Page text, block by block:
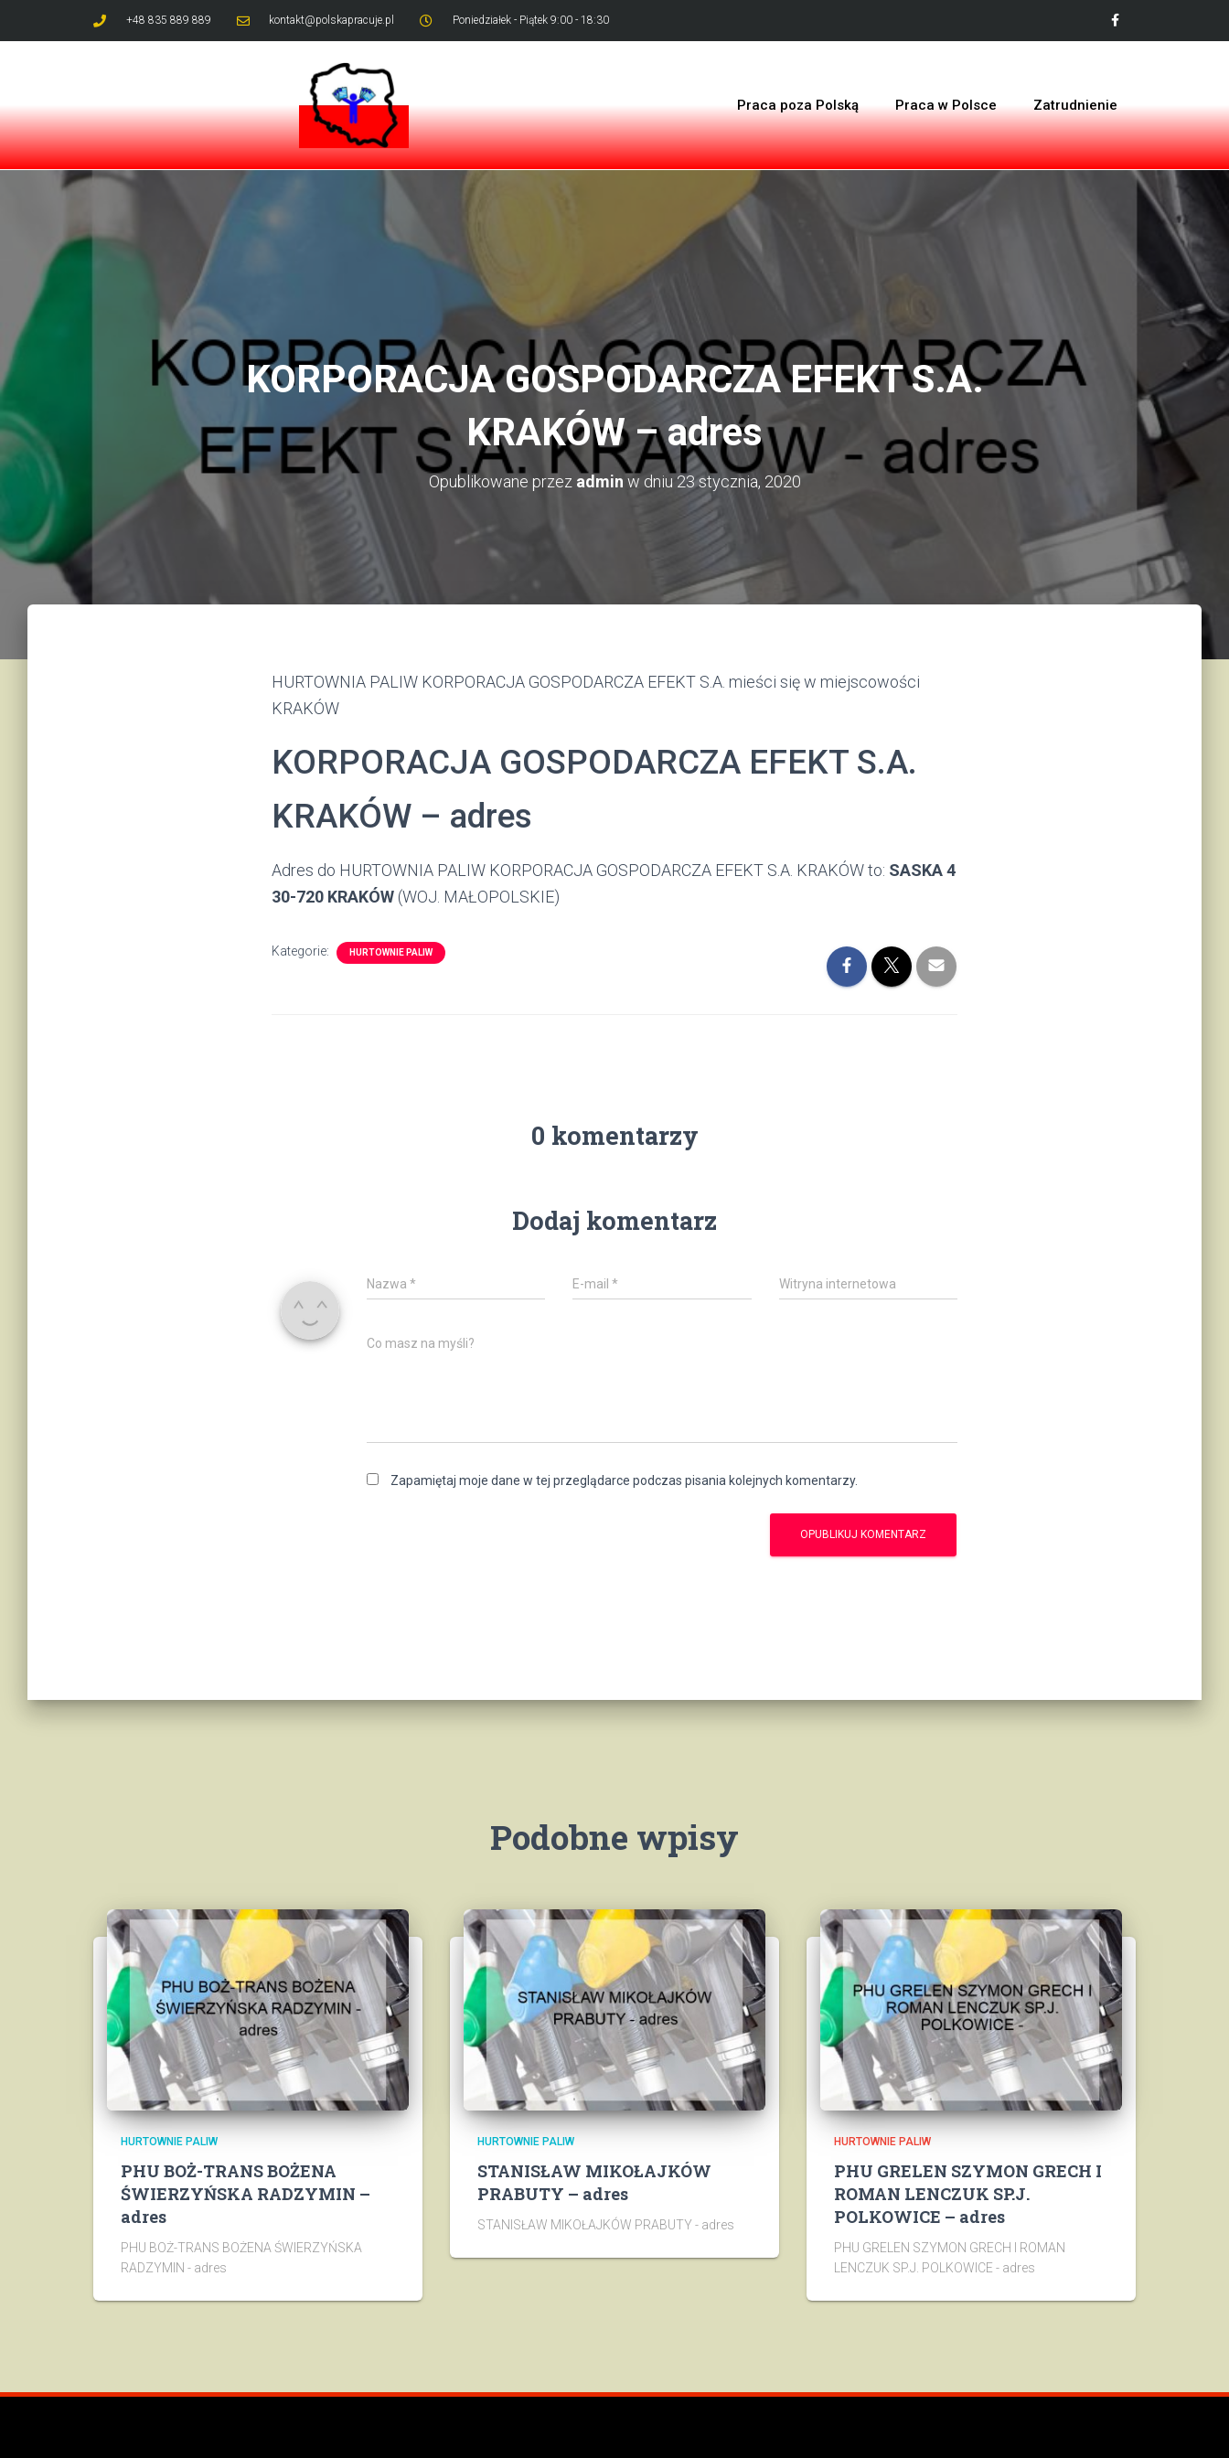
+48 835 889 889 kontakt@polskapracuje.pl Poniedziałek - Piątek 9:00 - 18:30
Praca poza Polską Praca w Polsce Zatrudnienie
KORPORACJA GOSPODARCZA EFEKT S.A.
KRAKÓW – adres
Opublikowane przez admin w dniu 23 stycznia, 2020
HURTOWNIA PALIW KORPORACJA GOSPODARCZA EFEKT S.A. mieści się w miejscowości
KRAKÓW
KORPORACJA GOSPODARCZA EFEKT S.A.
KRAKÓW – adres
Adres do HURTOWNIA PALIW KORPORACJA GOSPODARCZA EFEKT S.A. KRAKÓW to: SASKA 4
30-720 KRAKÓW (WOJ. MAŁOPOLSKIE)
Kategorie: HURTOWNIE PALIW
0 komentarzy
Dodaj komentarz
Nazwa * E-mail* Witryna internetowa
Co masz na myśli?
Zapamiętaj moje dane w tej przeglądarce podczas pisania kolejnych komentarzy.
Podobne wpisy
HURTOWNIE PALIW
PHU BOŻ-TRANS BOŻENA
ŚWIERZYŃSKA RADZYMIN –
adres
PHU BOŻ-TRANS BOŻENA ŚWIERZYŃSKA
RADZYMIN - adres
HURTOWNIE PALIW
STANISŁAW MIKOŁAJKÓW
PRABUTY – adres
STANISŁAW MIKOŁAJKÓW PRABUTY - adres
HURTOWNIE PALIW
PHU GRELEN SZYMON GRECH I
ROMAN LENCZUK SP.J.
POLKOWICE – adres
PHU GRELEN SZYMON GRECH I ROMAN
LENCZUK SP.J. POLKOWICE - adres